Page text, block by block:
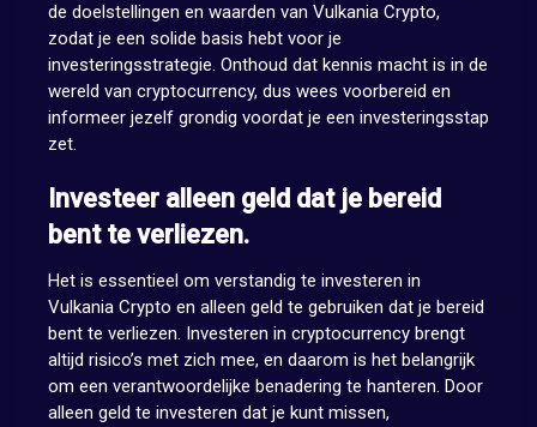
de doelstellingen en waarden van Vulkania Crypto,
zodat je een solide basis hebt voor je
investeringsstrategie. Onthoud dat kennis macht is in de
wereld van cryptocurrency, dus wees voorbereid en
informeer jezelf grondig voordat je een investeringsstap
zet.
Investeer alleen geld dat je bereid
bent te verliezen.
Het is essentieel om verstandig te investeren in
Vulkania Crypto en alleen geld te gebruiken dat je bereid
bent te verliezen. Investeren in cryptocurrency brengt
altijd risico’s met zich mee, en daarom is het belangrijk
om een ​​verantwoordelijke benadering te hanteren. Door
alleen geld te investeren dat je kunt missen,